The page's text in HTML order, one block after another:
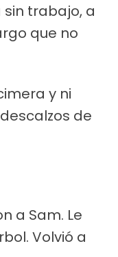
trabajo, a
que no
y ni
de
a Sam. Le
Volvió a